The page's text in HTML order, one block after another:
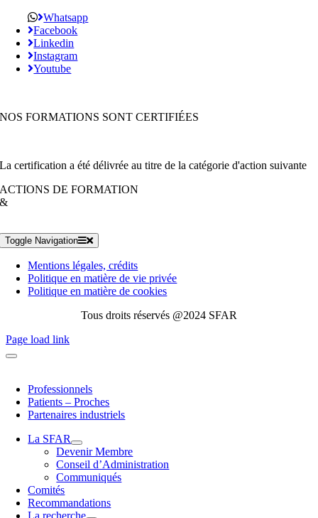
Whatsapp
Facebook
Linkedin
Instagram
Youtube
NOS FORMATIONS SONT CERTIFIÉES
La certification a été délivrée au titre de la catégorie d'action suivante
ACTIONS DE FORMATION
&
Toggle Navigation
Mentions légales, crédits
Politique en matière de vie privée
Politique en matière de cookies
Tous droits réservés @2024 SFAR
Page load link
Professionnels
Patients – Proches
Partenaires industriels
La SFAR
Devenir Membre
Conseil d’Administration
Communiqués
Comités
Recommandations
La recherche